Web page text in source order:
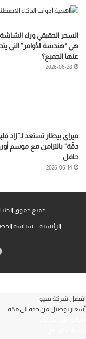
السحر الحقيقي وراء
هي “هندسة الأوامر” التي
عنها الجميع؟
2026-06-28
ميراي بيطار تستعد لـ”زاد
دقّة” بالتزامن مع موسم
حافل
2026-06-14
جميع حقوق
الرئيسية سياسة
افضل شركة سيو
أسعار توصيل من جدة الى مكة